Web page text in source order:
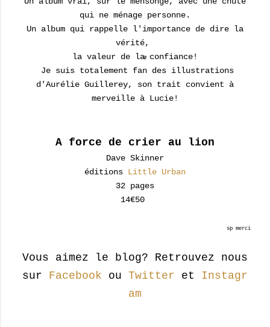
qui ne ménage personne.
Un album qui rappelle l'importance de dire la
vérité,
la valeur de la confiance!
Je suis totalement fan des illustrations
d'Aurélie Guillerey, son trait convient à
merveille à Lucie!
A force de crier au lion
Dave Skinner
éditions Little Urban
32 pages
14€50
sp merci
Vous aimez le blog? Retrouvez nous
sur Facebook ou Twitter et Instagr
am